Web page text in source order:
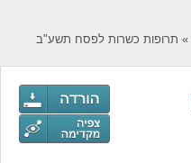
» תרופות כשרות לפסח תשע"ב